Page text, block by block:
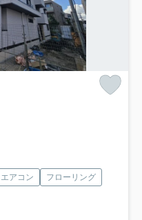
エアコン
フローリング